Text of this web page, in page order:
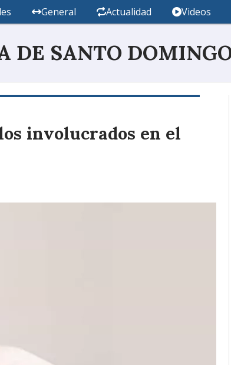
DE SANTO
General Actualidad Videos
involucrados en el